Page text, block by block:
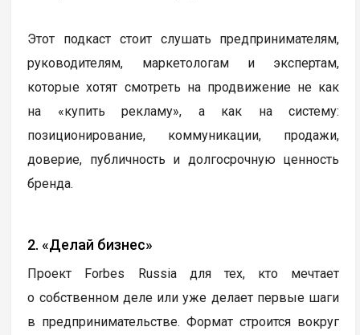
Этот подкаст стоит слушать предпринимателям,
руководителям, маркетологам и экспертам,
которые хотят смотреть на продвижение не как
на «купить рекламу», а как на систему:
позиционирование, коммуникации, продажи,
доверие, публичность и долгосрочную ценность
бренда.
2. «Делай бизнес»
Проект Forbes Russia для тех, кто мечтает
о собственном деле или уже делает первые шаги
в предпринимательстве. Формат строится вокруг